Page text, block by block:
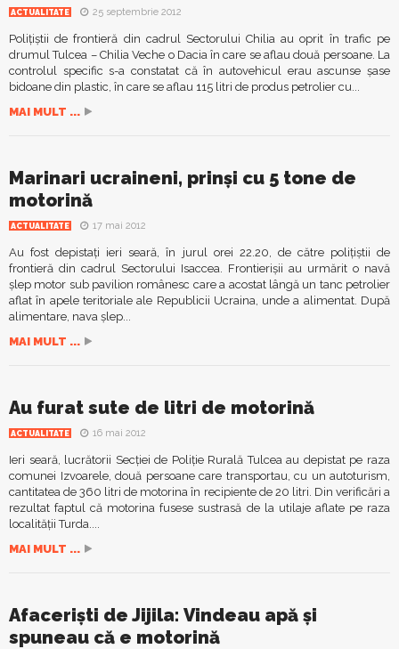
ACTUALITATE 25 septembrie 2012
Poliţiştii de frontieră din cadrul Sectorului Chilia au oprit în trafic pe
drumul Tulcea – Chilia Veche o Dacia în care se aflau două persoane. La
controlul specific s-a constatat că în autovehicul erau ascunse şase
bidoane din plastic, în care se aflau 115 litri de produs petrolier cu...
MAI MULT ...
Marinari ucraineni, prinşi cu 5 tone de
motorină
ACTUALITATE 17 mai 2012
Au fost depistaţi ieri seară, în jurul orei 22.20, de către poliţiştii de
frontieră din cadrul Sectorului Isaccea. Frontierişii au urmărit o navă
şlep motor sub pavilion românesc care a acostat lângă un tanc petrolier
aflat în apele teritoriale ale Republicii Ucraina, unde a alimentat. După
alimentare, nava şlep...
MAI MULT ...
Au furat sute de litri de motorină
ACTUALITATE 16 mai 2012
Ieri seară, lucrătorii Secţiei de Poliţie Rurală Tulcea au depistat pe raza
comunei Izvoarele, două persoane care transportau, cu un autoturism,
cantitatea de 360 litri de motorina în recipiente de 20 litri. Din verificări a
rezultat faptul că motorina fusese sustrasă de la utilaje aflate pe raza
localităţii Turda....
MAI MULT ...
Afacerişti de Jijila: Vindeau apă şi
spuneau că e motorină